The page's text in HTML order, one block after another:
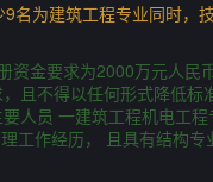
名为建筑工程专业同时，
资金要求为2000万元人
且不得以任何形式降低
人员 一建筑工程机电工
工作经历， 且具有结构